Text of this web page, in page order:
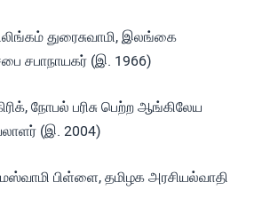
துரைசுவாமி, இலங்கை
சபாநாயகர் (இ. 1966)
நோபல் பரிசு பெற்ற ஆங்கிலேய
(இ. 2004)
பிள்ளை, தமிழக அரசியல்வாதி